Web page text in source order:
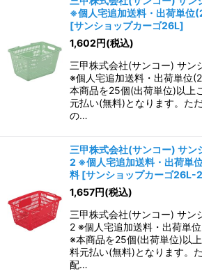
※個人宅追加送料・出荷単位
[サンショップカーゴ26L]
1,602円(税込)
三甲株式会社(サンコー) サン
※個人宅追加送料・出荷単位
本商品を25個(出荷単位)以上
元払い(無料)となります。た
の…
三甲株式会社(サンコー) サ
2 ※個人宅追加送料・出荷単
料 [サンショップカーゴ26L-2
1,657円(税込)
三甲株式会社(サンコー) サン
2 ※個人宅追加送料・出荷単
※本商品を25個(出荷単位)以
料元払い(無料)となります。
配…